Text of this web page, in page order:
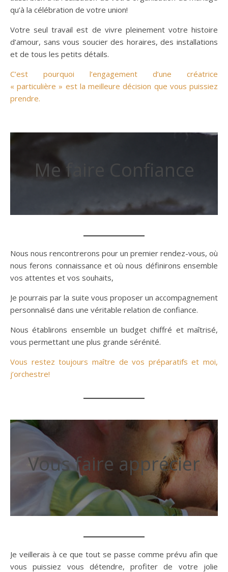
qu’à la célébration de votre union!
Votre seul travail est de vivre pleinement votre histoire
d’amour, sans vous soucier des horaires, des installations
et de tous les petits détails.
C’est pourquoi l’engagement d’une créatrice
« particulière » est la meilleure décision que vous puissiez
prendre.
Me faire Confiance
Nous nous rencontrerons pour un premier rendez-vous, où
nous ferons connaissance et où nous définirons ensemble
vos attentes et vos souhaits,
Je pourrais par la suite vous proposer un accompagnement
personnalisé dans une véritable relation de confiance.
Nous établirons ensemble un budget chiffré et maîtrisé,
vous permettant une plus grande sérénité.
Vous restez toujours maître de vos préparatifs et moi,
j’orchestre!
Vous faire apprécier
Je veillerais à ce que tout se passe comme prévu afin que
vous puissiez vous détendre, profiter de votre jolie